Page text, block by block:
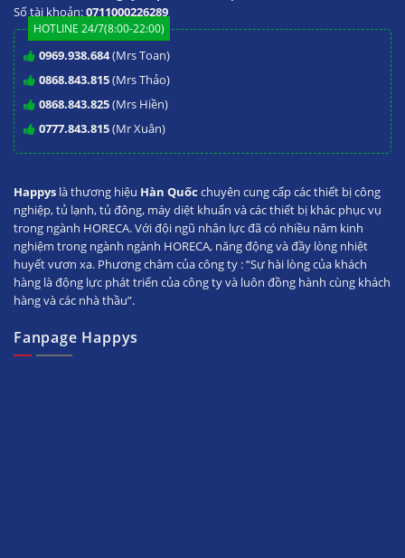
Số tài khoản:0711000226289
HOTLINE 24/7(8:00-22:00)
0969.938.684(Mrs Toan)
0868.843.815(Mrs Thảo)
0868.843.825(Mrs Hiền)
0777.843.815(Mr Xuân)
Happys là thương hiệu Hàn Quốc chuyên cung cấp các thiết bị công
nghiệp, tủ lạnh, tủ đông, máy diệt khuẩn và các thiết bị khác phục vụ
trong ngành HORECA. Với đội ngũ nhân lực đã có nhiều năm kinh
nghiệm trong ngành ngành HORECA, năng động và đầy lòng nhiệt
huyết vươn xa. Phương châm của công ty : “Sự hài lòng của khách
hàng là động lực phát triển của công ty và luôn đồng hành cùng khách
hàng và các nhà thầu”.
Fanpage Happys